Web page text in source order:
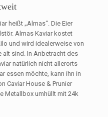
heißt „Almas“. Die Eier
Almas Kaviar kostet
und wird idealerweise von
alt sind. In Anbetracht des
natürlich nicht allerorts
essen möchte, kann ihn in
Caviar House & Prunier
Metallbox umhüllt mit 24k